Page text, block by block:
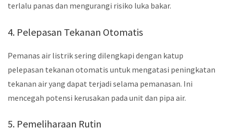
terlalu panas dan mengurangi risiko luka bakar.
4. Pelepasan Tekanan Otomatis
Pemanas air listrik sering dilengkapi dengan katup
pelepasan tekanan otomatis untuk mengatasi peningkatan
tekanan air yang dapat terjadi selama pemanasan. Ini
mencegah potensi kerusakan pada unit dan pipa air.
5. Pemeliharaan Rutin